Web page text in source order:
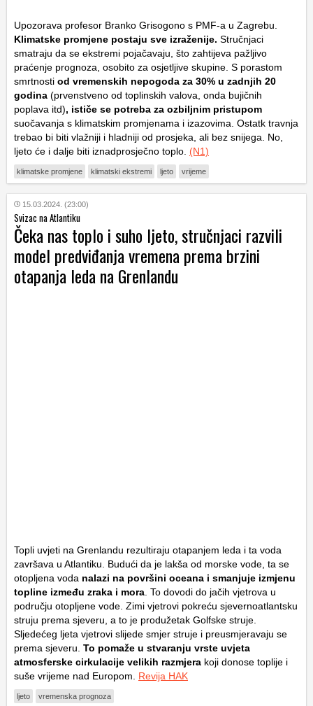
Upozorava profesor Branko Grisogono s PMF-a u Zagrebu.
Klimatske promjene postaju sve izraženije. Stručnjaci
smatraju da se ekstremi pojačavaju, što zahtijeva pažljivo
praćenje prognoza, osobito za osjetljive skupine. S porastom
smrtnosti od vremenskih nepogoda za 30% u zadnjih 20
godina (prvenstveno od toplinskih valova, onda bujičnih
poplava itd), ističe se potreba za ozbiljnim pristupom
suočavanja s klimatskim promjenama i izazovima. Ostatk travnja
trebao bi biti vlažniji i hladniji od prosjeka, ali bez snijega. No,
ljeto će i dalje biti iznadprosječno toplo. (N1)
klimatske promjene klimatski ekstremi ljeto vrijeme
15.03.2024. (23:00)
Svizac na Atlantiku
Čeka nas toplo i suho ljeto, stručnjaci razvili
model predviđanja vremena prema brzini
otapanja leda na Grenlandu
Topli uvjeti na Grenlandu rezultiraju otapanjem leda i ta voda
završava u Atlantiku. Budući da je lakša od morske vode, ta se
otopljena voda nalazi na površini oceana i smanjuje izmjenu
topline između zraka i mora . To dovodi do jačih vjetrova u
području otopljene vode. Zimi vjetrovi pokreću sjevernoatlantsku
struju prema sjeveru, a to je produžetak Golfske struje.
Sljedećeg ljeta vjetrovi slijede smjer struje i preusmjeravaju se
prema sjeveru. To pomaže u stvaranju vrste uvjeta
atmosferske cirkulacije velikih razmjera koji donose toplije i
suše vrijeme nad Europom. Revija HAK
ljeto vremenska prognoza